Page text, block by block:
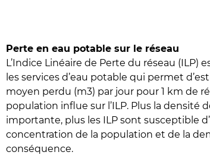
Perte en eau potable sur le réseau
L’Indice Linéaire de Perte du réseau (ILP)
les services d’eau potable qui permet
moyen perdu (m3) par jour pour 1 km de
population influe sur l’ILP. Plus la densité
importante, plus les ILP sont susceptible
concentration de la population et de la
conséquence.